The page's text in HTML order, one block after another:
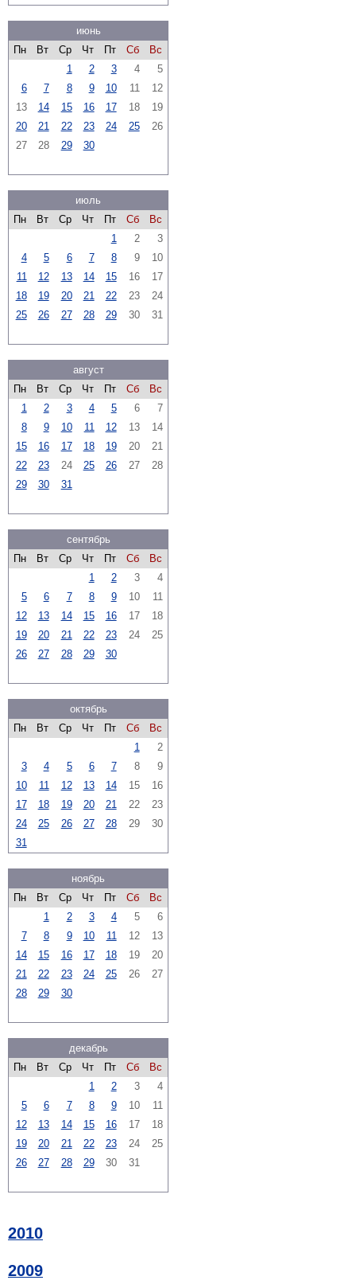
июнь
Пн
Вт Ср Чт Пт Сб
Вс
1
2 3 4
5
6
7 8 9 10 11
12
13
14 15 16 17 18
19
20
21 22 23 24 25
26
27
28 29 30
июль
Пн
Вт Ср Чт Пт Сб
Вс
1
2
3
4
5 6 7 8 9
10
11
12 13 14 15 16
17
18
19 20 21 22 23
24
25
26 27 28 29 30 31
август
Пн
Вт Ср Чт Пт Сб
Вс
1
2 3 4 5 6
7
8
9 10 11 12 13
14
15
16 17 18 19 20
21
22
23 24 25 26 27
28
29
30 31
сентябрь
Пн
Вт Ср Чт Пт Сб
Вс
1
2 3
4
5
6 7 8 9 10
11
12
13 14 15 16 17
18
19
20 21 22 23 24
25
26
27 28 29 30
октябрь
Пн
Вт Ср Чт Пт Сб
Вс
1
2
3
4 5 6 7 8
9
10
11 12 13 14 15
16
17
18 19 20 21 22
23
24
25 26 27 28 29
30
31
ноябрь
Пн
Вт Ср Чт Пт Сб
Вс
1
2 3 4 5
6
7
8 9 10 11 12
13
14
15 16 17 18 19
20
21
22 23 24 25 26
27
28
29 30
декабрь
Пн
Вт Ср Чт Пт Сб
Вс
1
2 3
4
5
6 7 8 9 10
11
12
13 14 15 16 17
18
19
20 21 22 23 24
25
26
27 28 29 30 31
2010
2009